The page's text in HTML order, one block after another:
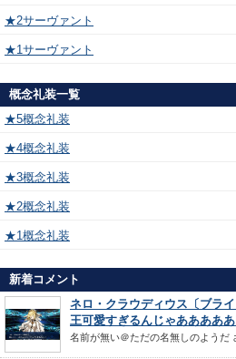
★2サーヴァント
★1サーヴァント
概念礼装一覧
★5概念礼装
★4概念礼装
★3概念礼装
★2概念礼装
★1概念礼装
新着コメント
ネロ・クラウディウス〔ブラ
王可愛すぎるんじゃああああ
名前が無い＠ただの名無しのようだ